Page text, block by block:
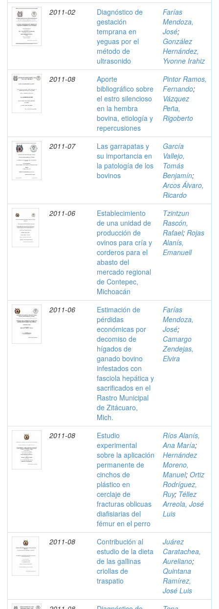
2011-02
Diagnóstico de
gestación
temprana en
yeguas por el
método de
ultrasonido
Farías
Mendoza,
José;
González
Hernández,
Yvonne Irahiz
2011-08
Aporte
bibliográfico sobre
el estro silencioso
en la hembra
bovina, etiología y
repercusiones
Pintor Ramos,
Fernando;
Vázquez
Peña,
Rigoberto
2011-07
Las garrapatas y
su importancia en
la patología de los
bovinos
García
Vallejo,
Tomás
Benjamín;
Arcos Álvaro,
Ricardo
2011-06
Establecimiento
de una unidad de
producción de
ovinos para cría y
corderos para el
abasto del
mercado regional
de Contepec,
Michoacán
Tzintzun
Rascón,
Rafael; Rojas
Alanís,
Emanuell
2011-06
Estimación de
pérdidas
económicas por
decomiso de
hígados de
ganado bovino
infestados con
fasciola hepática y
sacrificados en el
Rastro Municipal
de Zitácuaro,
Mich.
Farías
Mendoza,
José;
Camargo
Zendejas,
Elvira
2011-08
Estudio
experimental
sobre la aplicación
permanente de
cinchos de
plástico en
cerclaje de
fracturas oblicuas
diafisiarias del
fémur en el perro
Ríos Alanís,
Ana María;
Hernández
Moreno,
Manuel; Ortiz
Rodríguez,
Ruy; Téllez
Arreola, José
Luis
2011-08
Contribución al
estudio de la dieta
de las gallinas
criollas de
traspatio
Juárez
Caratachea,
Aureliano;
Quintana
Ramírez,
José Luis